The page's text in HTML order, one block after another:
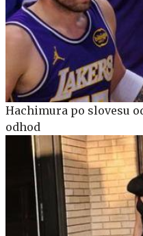
Hachimura po slovesu
odhod